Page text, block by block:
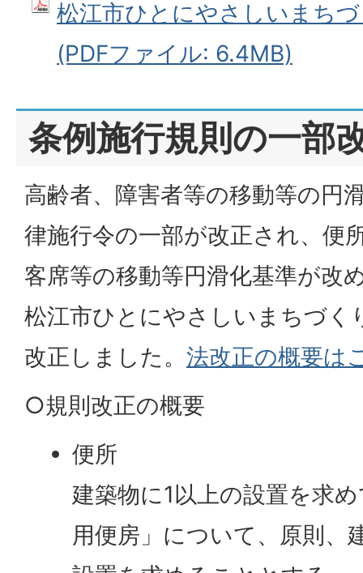
松江市ひとにやさしいまち
(PDFファイル: 6.4MB)
条例施行規則の一部
高齢者、障害者等の移動等の円
律施行令の一部が改正され、便
客席等の移動等円滑化基準が改
松江市ひとにやさしいまちづく
改正しました。 法改正の概要は
○規則改正の概要
便所
建築物に1以上の設置を求
用便房」について、原則、